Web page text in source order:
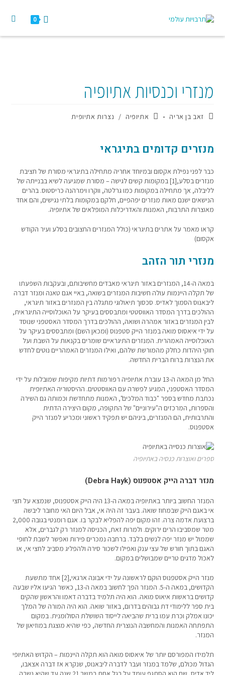
0
מנזרי וכנסיות אתיופיה
זאב בן אריה אתיופיה / נצרות אתיופית
מנזרים קדומים בתיגראי
כבר לפני נפילת אקסום ובמיוחד אחריה מתחילה בתיגראי מסורת של חציבת
מנזרים בסלע,[1] במקומות קשים לגישה – מסורת שמגיעה לשיא בבנייתה של
לליבלה, אך מתחילה במקומות כמו גרלטה, ווקרו וימרהנה כריסטוס. בהרים
הנישאים ישנם מאות מנזרים יפהפיים, חלקם במקומות בלתי נגישים, והם אחד
מאוצרות התרבות, האמנות והאדריכלות המופלאים של אתיופיה.
קראו מאמר על אתרים בתיגראי (כולל המנזרים החצובים בסלע ועיר הקודש
אקסום)
מנזרי תור הזהב
במאה ה-14, המנזרים באזור תיגראי מאבדים מחשיבותם, ובעקבות השפעתו
של תקלה היינמות עולה חשיבות המנזרים בשואה, באיי אגם טאנה ומנזר דברה
ליבאנוס הסמוך לאדיס. סכסוך תיאולוגי מתגלה בין המנזרים באזור תיגראי,
ההולכים בדרך המסדר האווסטטי ומתבססים בעיקר על האוכלוסייה התיגראית,
לבין המנזרים באזור אמהרה ושואה, ההולכים בדרך המסדר האסטפני שנוסד
על ידי איאסוס מואה במנזר הייק סטפנוס (ומכאן השם) ומתבססים בעיקר על
האוכלוסייה האמהרית. המנזרים התיגראיים שומרים בקנאות על השבת ועל
חוקי היהדות כחלק מהמורשת שלהם, ואילו המנזרים האמהריים נוטים לחדש
את הנצרות ברוח הברית החדשה.
החל מן המאה ה-13 עוברת אתיופיה רפורמות דתיות מקיפות שמוּבלות על ידי
המסדר האסטפני, המגיע לפשרה עם האווסטטים. ההיסטוריה האתיופית
נכתבת מחדש בספר "כבוד המלכים", האמנות מתחדשת וכמותה גם השירה
והספרות, המרכזים ה"עירוניים" של התקופה, מקום היצירה הדתית
והתרבותית, הם המנזרים, ביניהם יש תפקיד ראשוני ומכריע למנזר הייק
אסטפנוס.
ספרים ואוצרות כנסיה באתיופיה
מנזר דברה הייק אסטפנוס (Debra Hayk)
המנזר החשוב ביותר באתיופיה במאה ה-13 היה הייק אסטפנוס, שנמצא על חצי
אי באגם הייק שבמחוז שואה. בעבר זה היה אי, אבל היום האי מחובר ליבשה
ברצועת אדמה צרה. זהו מקום יפה להפליא לבקר בו. אגם רומנטי בגובה 2,000
מטר שמסביבו הרים ירוקים. ולמרות זאת, הכניסה למנזר רק לגברים, אלא
שממול יש מנזר יפה לנשים בלבד. ברחבה נמכרים פירות ואפשר לשבת לחופי
האגם בתוך חורש של עצי ענק ואפילו לשכור סירה ולהפליג מסביב לחצי אי, או
לאכול מדגים טריים שמבושלים במקום.
מנזר הייק אסטפנוס הוקם לראשונה על ידי אבונה ארגאי,[2] אחד מתשעת
הקדושים, במאה ה-5. המנזר הפך לחשוב במאה ה-13, כאשר הגיעו אליו שבעה
קדושים בראשות איאוס מואה. הוא היה תלמיד בדברה דאמו והראשון שהקים
בית ספר ללימודי דת גבוהים בדרום, באזור שואה. הוא היה המורה של המלך
יכונו אמלק וכרת עִמו ברית שהביאה לייסוד השושלת הסולומנית. במקום
התפתחה האמנות והמחשבה הנוצרית החדשה, כפי שהיא מוצגת במוזיאון של
המנזר.
תלמידו המפורסם יותר של איאסוס מואה הוא תקלה היינמות – הקדוש האתיופי
הגדול מכולם, שלמד במנזר ועבר לדברה ליבאנוס, שנקרא אז דברה אצאבו,